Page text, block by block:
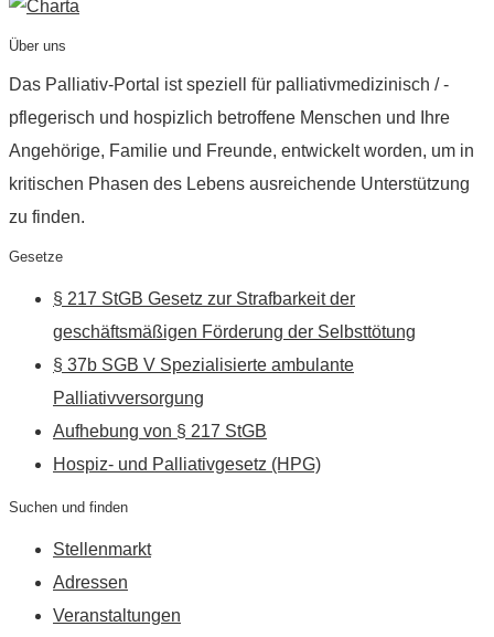
Über uns
Das Palliativ-Portal ist speziell für palliativmedizinisch / -
pflegerisch und hospizlich betroffene Menschen und Ihre
Angehörige, Familie und Freunde, entwickelt worden, um in
kritischen Phasen des Lebens ausreichende Unterstützung
zu finden.
Gesetze
§ 217 StGB Gesetz zur Strafbarkeit der
geschäftsmäßigen Förderung der Selbsttötung
§ 37b SGB V Spezialisierte ambulante
Palliativversorgung
Aufhebung von § 217 StGB
Hospiz- und Palliativgesetz (HPG)
Suchen und finden
Stellenmarkt
Adressen
Veranstaltungen